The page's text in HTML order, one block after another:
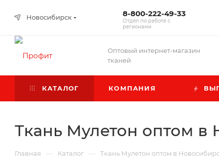
Новосибирск 8-800-222-49-33
Отдел по работе с
регионами
Оптовый интернет-магазин
тканей
КАТАЛОГ КОМПАНИЯ
Ткань Мулетон оптом в
Главная — Каталог — Ткань Мулетон оптом в